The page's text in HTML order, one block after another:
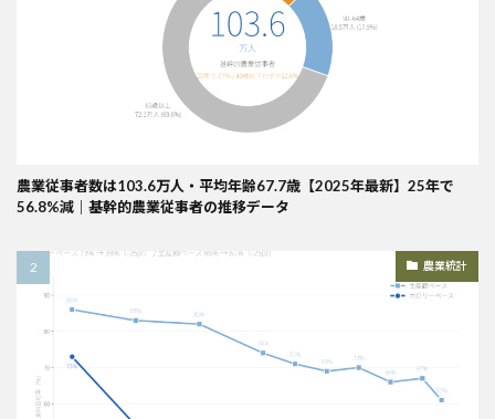
農業従事者数は103.6万人・平均年齢67.7歳【2025年最新】25年で
56.8%減｜基幹的農業従事者の推移データ
農業統計